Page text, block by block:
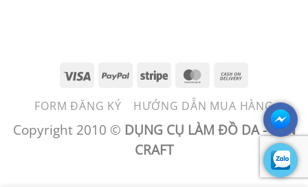
Visa PayPalStripe MasterCard
Delivery
FORM ĐĂNG KÝ HƯỚNG DẪN MUA HÀNG
Copyright 2010 © DỤNG CỤ LÀM ĐỒ DA - BEN
CRAFT